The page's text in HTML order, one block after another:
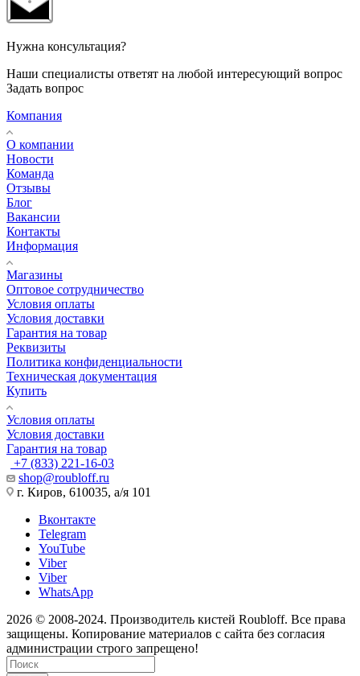
Нужна консультация?
Наши специалисты ответят на любой интересующий вопрос
Задать вопрос
Компания
О компании
Новости
Команда
Отзывы
Блог
Вакансии
Контакты
Информация
Магазины
Оптовое сотрудничество
Условия оплаты
Условия доставки
Гарантия на товар
Реквизиты
Политика конфиденциальности
Техническая документация
Купить
Условия оплаты
Условия доставки
Гарантия на товар
+7 (833) 221-16-03
shop@roubloff.ru
г. Киров, 610035, а/я 101
Вконтакте
Telegram
YouTube
Viber
Viber
WhatsApp
2026 © 2008-2024. Производитель кистей Roubloff. Все права
защищены. Копирование материалов с сайта без согласия
администрации строго запрещено!